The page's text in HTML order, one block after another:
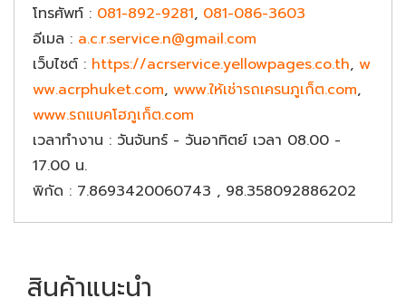
โทรศัพท์ : 081-892-9281, 081-086-3603
อีเมล : a.c.r.service.n@gmail.com
เว็บไซต์ : https://acrservice.yellowpages.co.th, w
ww.acrphuket.com, www.ให้เช่ารถเครนภูเก็ต.com,
www.รถแบคโฮภูเก็ต.com
เวลาทำงาน : วันจันทร์ - วันอาทิตย์ เวลา 08.00 -
17.00 น.
พิกัด : 7.8693420060743 , 98.358092886202
สินค้าแนะนำ